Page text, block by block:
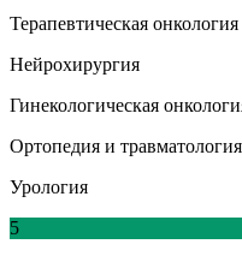
Терапевтическая онкология
Нейрохирургия
Гинекологическая
Ортопедия и травматология
Урология
5